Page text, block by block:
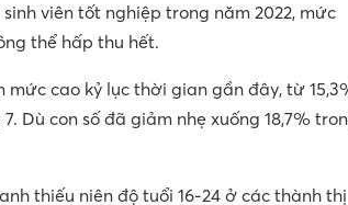
viên tốt nghiệp trong năm 2022, mức
thể hấp thu hết.
cao kỷ lục thời gian gần đây, từ
Dù con số đã giảm nhẹ xuống 18,7%
thiếu niên độ tuổi 16-24 ở các thành thị